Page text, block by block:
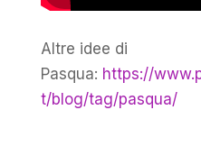
Altre idee di
Pasqua: https://
t/blog/tag/pasqua/